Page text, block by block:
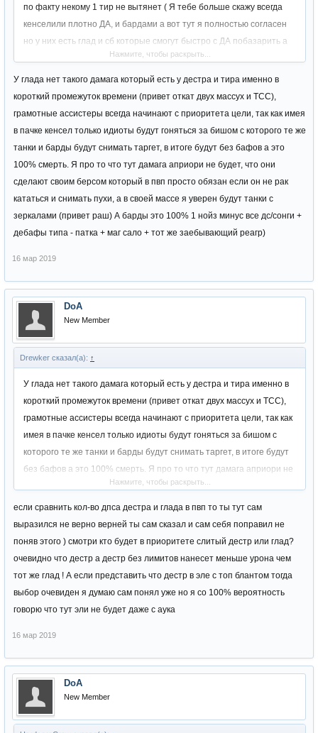
по факту некому 1 тир не вытянет ( Я тебе больше скажу всегда
кенселили плотно ДА, и бардами а вот тут я полностью согласен
но у них есть глад и сб которые смогут быстро с ДА побазарить а
барды это мелочь ужеНажмите, чтобы раскрыть...
У глада нет такого дамага который есть у дестра и тира именно в
короткий промежуток времени (привет откат двух массух и ТСС),
грамотные ассистеры всегда начинают с приоритета цели, так как имея
в пачке кенсел только идиоты будут гоняться за бишом с которого те же
танки и барды будут снимать таргет, в итоге будут без бафов а это
100% смерть. Я про то что тут дамага априори не будет, что они
сделают своим берсом который в пвп просто обязан если он не рак
кататься и снимать пухи, а в своей массе я уверен будут танки с
зеркалами (привет раш) А барды это 100% 1 нойз минус все дс/сонги +
дебафы типа - патка + маг сало + тот же заебывающий реагр)
16 мар 2019
DoA
New Member
Drewker сказал(а): ↑
У глада нет такого дамага который есть у дестра и тира именно в
короткий промежуток времени (привет откат двух массух и ТСС),
грамотные ассистеры всегда начинают с приоритета цели, так как
имея в пачке кенсел только идиоты будут гоняться за бишом с
которого те же танки и барды будут снимать таргет, в итоге будут
без бафов а это 100% смерть. Я про то что тут дамага априори не
будет, что они сделают своим берсом который в пвп просто обязан
если он не рак кататься и снимать пухи, а в своей массе я уверен
будут танки с зеркалами (привет раш) А барды это 100% 1 нойз
минус все дс/сонги + дебафы типа - патка + маг сало + тот же
заебывающий реагр)
Нажмите, чтобы раскрыть...
если сравнить кол-во дпса дестра и глада в пвп то ты тут сам
выразился не верно верней ты сам сказал и сам себя поправил не
поняв этого ) смотри кто будет в приоритете слитый дестр или глад?
очевидно что дестр а дестр без лимитов нанесет меньше урона чем
тот же глад ! А если представить что дестр в эле с топ блантом тогда
выбор очевиден я думаю сам понял уже но я со 100% вероятность
говорю что тут эли не будет даже с аука
16 мар 2019
DoA
New Member